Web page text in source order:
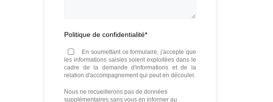
Politique de confidentialité*
En soumettant ce formulaire, j'accepte que
les informations saisies soient exploitées dans le
cadre de la demande d'informations et de la
relation d'accompagnement qui peut en découler.
Nous ne recueillerons pas de données
supplémentaires sans vous en informer au